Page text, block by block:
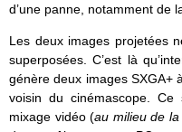
d’une panne, notamment de
Les deux images projetées
superposées. C’est là
génère deux images SXGA+
voisin du cinémascope.
mixage vidéo (au milieu de